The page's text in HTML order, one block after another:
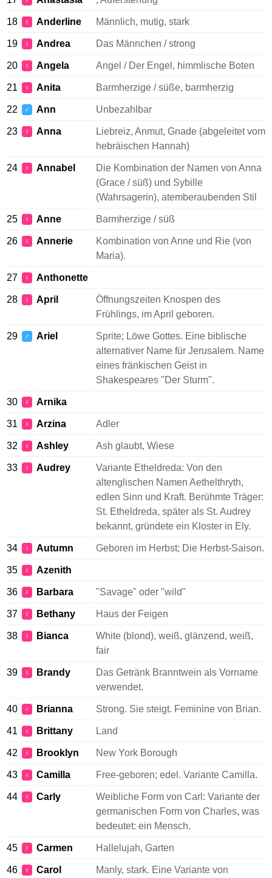
18 ♀ Anderline Männlich, mutig, stark
19 ♀ Andrea Das Männchen / strong
20 ♀ Angela Angel / Der Engel, himmlische Boten
21 ♀ Anita Barmherzige / süße, barmherzig
22 ♂ Ann Unbezahlbar
23 ♀ Anna
Liebreiz, Anmut, Gnade (abgeleitet vom
hebräischen Hannah)
24 ♀ Annabel
Die Kombination der Namen von Anna
(Grace / süß) und Sybille
(Wahrsagerin), atemberaubenden Stil
25 ♀ Anne Barmherzige / süß
26 ♀ Annerie
Kombination von Anne und Rie (von
Maria).
27 ♀ Anthonette
28 ♀ April
Öffnungszeiten Knospen des
Frühlings, im April geboren.
29 ♂ Ariel
Sprite; Löwe Gottes. Eine biblische
alternativer Name für Jerusalem. Name
eines fränkischen Geist in
Shakespeares "Der Sturm".
30 ♀ Arnika
31 ♀ Arzina Adler
32 ♀ Ashley Ash glaubt, Wiese
33 ♀ Audrey
Variante Etheldreda: Von den
altenglischen Namen Aethelthryth,
edlen Sinn und Kraft. Berühmte Träger:
St. Etheldreda, später als St. Audrey
bekannt, gründete ein Kloster in Ely.
34 ♀ Autumn Geboren im Herbst; Die Herbst-Saison.
35 ♀ Azenith
36 ♀ Barbara "Savage" oder "wild"
37 ♀ Bethany Haus der Feigen
38 ♀ Bianca
White (blond), weiß, glänzend, weiß,
fair
39 ♀ Brandy
Das Getränk Branntwein als Vorname
verwendet.
40 ♀ Brianna Strong. Sie steigt. Feminine von Brian.
41 ♀ Brittany Land
42 ♀ Brooklyn New York Borough
43 ♀ Camilla Free-geboren; edel. Variante Camilla.
44 ♀ Carly
Weibliche Form von Carl: Variante der
germanischen Form von Charles, was
bedeutet: ein Mensch.
45 ♀ Carmen Hallelujah, Garten
46 ♀ Carol
Manly, stark. Eine Variante von